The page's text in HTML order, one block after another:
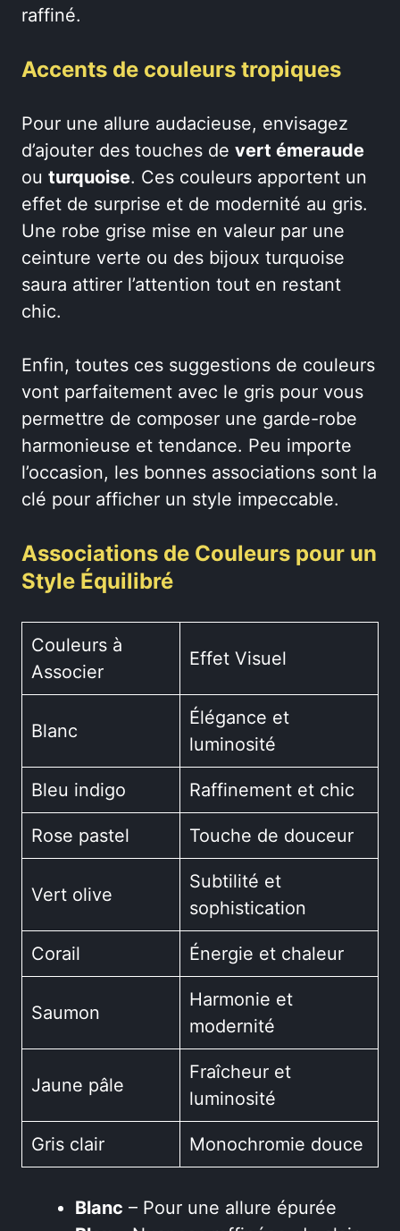
raffiné.
Accents de couleurs tropiques
Pour une allure audacieuse, envisagez
d’ajouter des touches de vert émeraude
ou turquoise. Ces couleurs apportent un
effet de surprise et de modernité au gris.
Une robe grise mise en valeur par une
ceinture verte ou des bijoux turquoise
saura attirer l’attention tout en restant
chic.
Enfin, toutes ces suggestions de couleurs
vont parfaitement avec le gris pour vous
permettre de composer une garde-robe
harmonieuse et tendance. Peu importe
l’occasion, les bonnes associations sont la
clé pour afficher un style impeccable.
Associations de Couleurs pour un
Style Équilibré
Couleurs à
Associer
Effet Visuel
Blanc
Élégance et
luminosité
Bleu indigo Raffinement et chic
Rose pastel Touche de douceur
Vert olive
Subtilité et
sophistication
Corail Énergie et chaleur
Saumon
Harmonie et
modernité
Jaune pâle
Fraîcheur et
luminosité
Gris clair Monochromie douce
Blanc – Pour une allure épurée